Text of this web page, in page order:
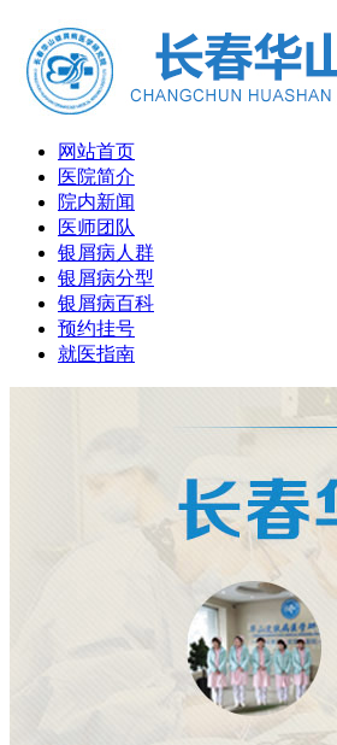
网站首页
医院简介
院内新闻
医师团队
银屑病人群
银屑病分型
银屑病百科
预约挂号
就医指南